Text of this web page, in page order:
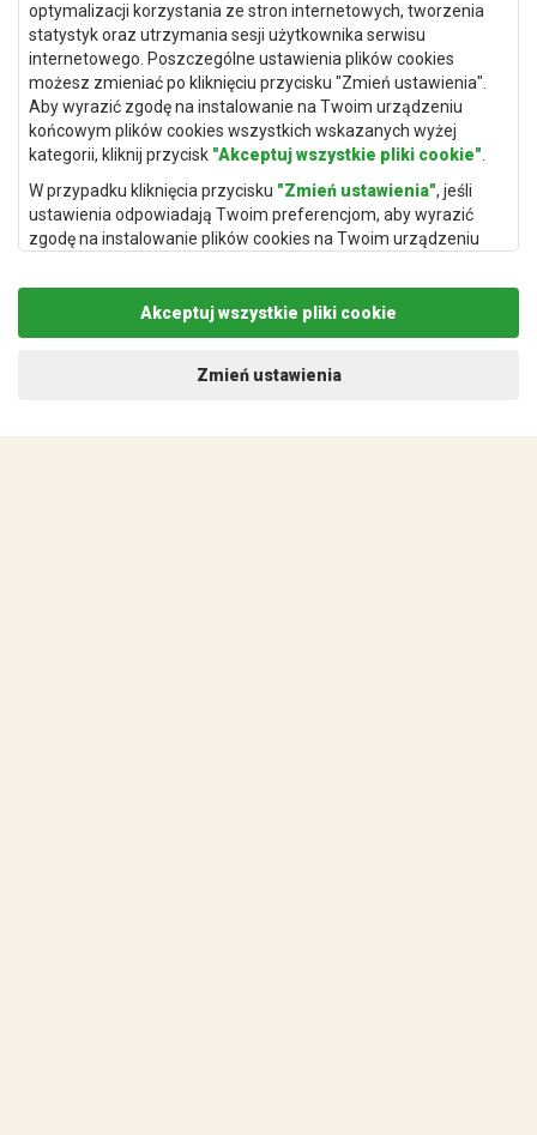
optymalizacji korzystania ze stron internetowych, tworzenia
statystyk oraz utrzymania sesji użytkownika serwisu
internetowego. Poszczególne ustawienia plików cookies
możesz zmieniać po kliknięciu przycisku "Zmień ustawienia".
Aby wyrazić zgodę na instalowanie na Twoim urządzeniu
końcowym plików cookies wszystkich wskazanych wyżej
kategorii, kliknij przycisk "Akceptuj wszystkie pliki cookie"
W przypadku kliknięcia przycisku "Zmień ustawienia", jeśli
ustawienia odpowiadają Twoim preferencjom, aby wyrazić
zgodę na instalowanie plików cookies na Twoim urządzeniu
"Zapisz i zaakceptuj".
Podstawą przetwarzania danych osobowych, w zakresie w
administratora danych osobowych (Rugito Radosław Bartosik z
Akceptuj wszystkie pliki cookie
Zmień ustawienia
Dywany czerwone
Dywany łososiowe
Dywany miętowe
Dywany szare
Dywany burgundy
Dywany kremowe
Dywany niebieskie
Dywany terakota